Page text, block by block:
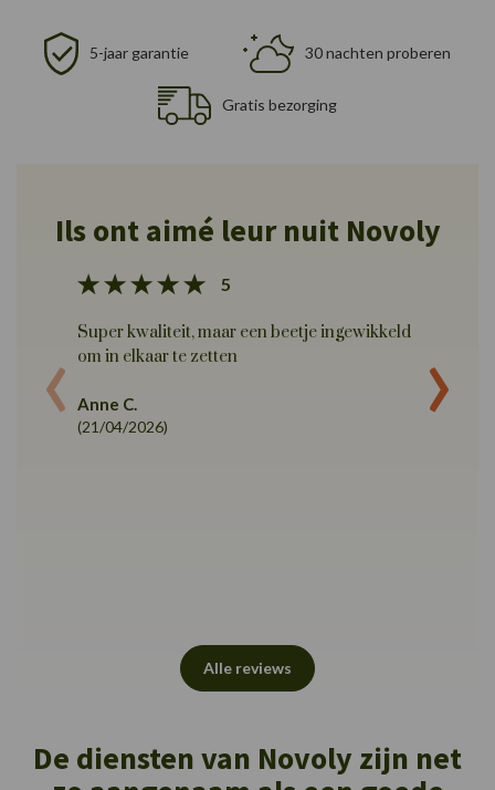
5-jaar garantie 30 nachten proberen
Gratis bezorging
Ils ont aimé leur nuit Novoly
5
Super kwaliteit, maar een beetje ingewikkeld
om in elkaar te zetten
Anne C.
(21/04/2026)
‹ ›
Alle reviews
De diensten van Novoly zijn net